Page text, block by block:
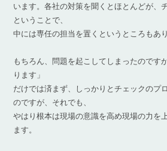
います。各社の対策を聞くとほとんどが、
ということで、
中には専任の担当を置くというところもあり
もちろん、問題を起こしてしまったのです
ります」
だけでは済まず、しっかりとチェックのプ
のですが、それでも、
やはり根本は現場の意識を高め現場の力を
ます。